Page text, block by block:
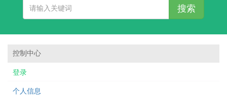
搜索
控制中心
登录
个人信息